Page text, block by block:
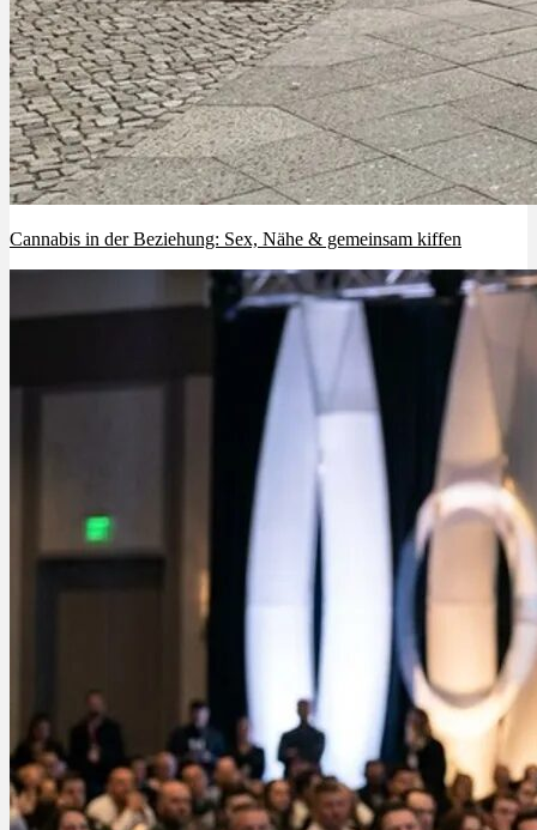
Cannabis in der Beziehung: Sex, Nähe & gemeinsam kiffen